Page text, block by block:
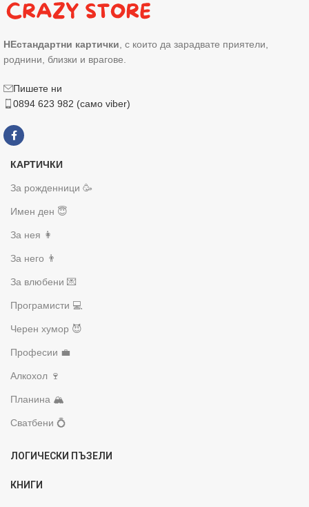
НЕстандартни картички, с които да зарадвате приятели,
роднини, близки и врагове.
Пишете ни
0894 623 982 (само viber)
КАРТИЧКИ
За рожденници 🥳
Имен ден 😇
За нея 👩
За него 👨
За влюбени 💌
Програмисти 💻
Черен хумор 😈
Професии 💼
Алкохол 🍷
Планина 🏔️
Сватбени 💍
ЛОГИЧЕСКИ ПЪЗЕЛИ
КНИГИ